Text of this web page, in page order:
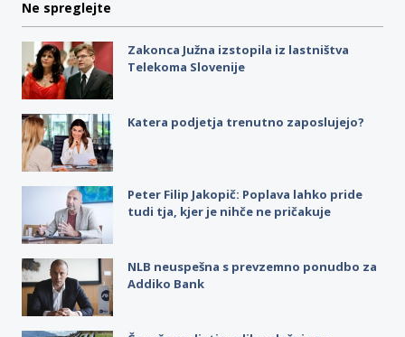
Ne spreglejte
Zakonca Južna izstopila iz lastništva
Telekoma Slovenije
Katera podjetja trenutno zaposlujejo?
Peter Filip Jakopič: Poplava lahko pride
tudi tja, kjer je nihče ne pričakuje
NLB neuspešna s prevzemno ponudbo za
Addiko Bank